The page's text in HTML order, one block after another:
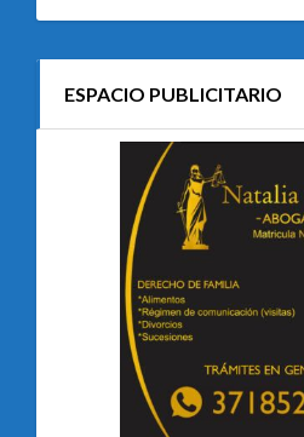
ESPACIO PUBLICITARIO